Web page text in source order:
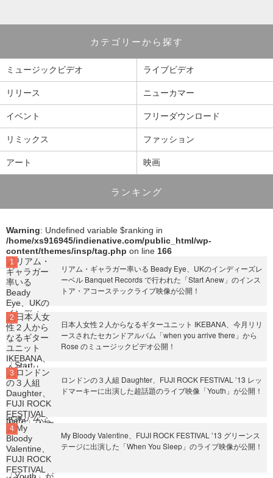
カテゴリーから探す
ミュージックビデオ ライブビデオ
リリース ニューカマー
イベント フリーダウンロード
リミックス ファッション
アート 映画
ランキング
Warning: Undefined variable $ranking in
/home/xs916945/indienative.com/public_html/wp-
content/themes/insp/tag.php on line 166
リアム・ギャラガー率いる Beady Eye、UKのインディーズレ
ーベル Banquet Records で行われた「Start Anew」のインス
トア・アコーステックライブ映像が公開！
日本人女性２人からなるギターユニット IKEBANA、今月リリ
ースされたセカンドアルバム「when you arrive there」から
Rose のミュージックビデオ公開！
ロンドンの３人組 Daughter、FUJI ROCK FESTIVAL ’13 レッ
ドマーキーに出演した超話題のライブ映像「Youth」が公開！
My Bloody Valentine、FUJI ROCK FESTIVAL ’13 グリーンス
テージに出演した「When You Sleep」のライブ映像が公開！